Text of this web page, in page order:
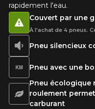
rapidement l'eau.
Pneu silencieux
Pneu avec une
Pneu écologique
roulement
carburant
Couvert par une
À l'achat de 4 pneus.